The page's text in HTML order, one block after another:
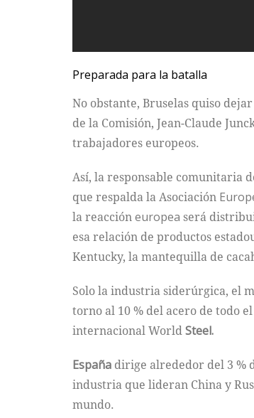
Preparada para la batalla
No obstante, Bruselas quiso
de la Comisión, Jean-Claude
trabajadores europeos.
Así, la responsable comunitaria
que respalda la Asociación
la reaccióneuropea será
esa relación de productos
Kentucky, la mantequilla de
Solo la industria siderúrgica, el
torno al 10 % del acero de todo
internacional WorldSteel.
España dirige alrededor del 3 %
industria que lideran China y
mundo.